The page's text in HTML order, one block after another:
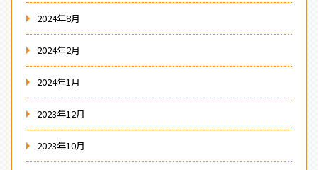
2024年8月
2024年2月
2024年1月
2023年12月
2023年10月